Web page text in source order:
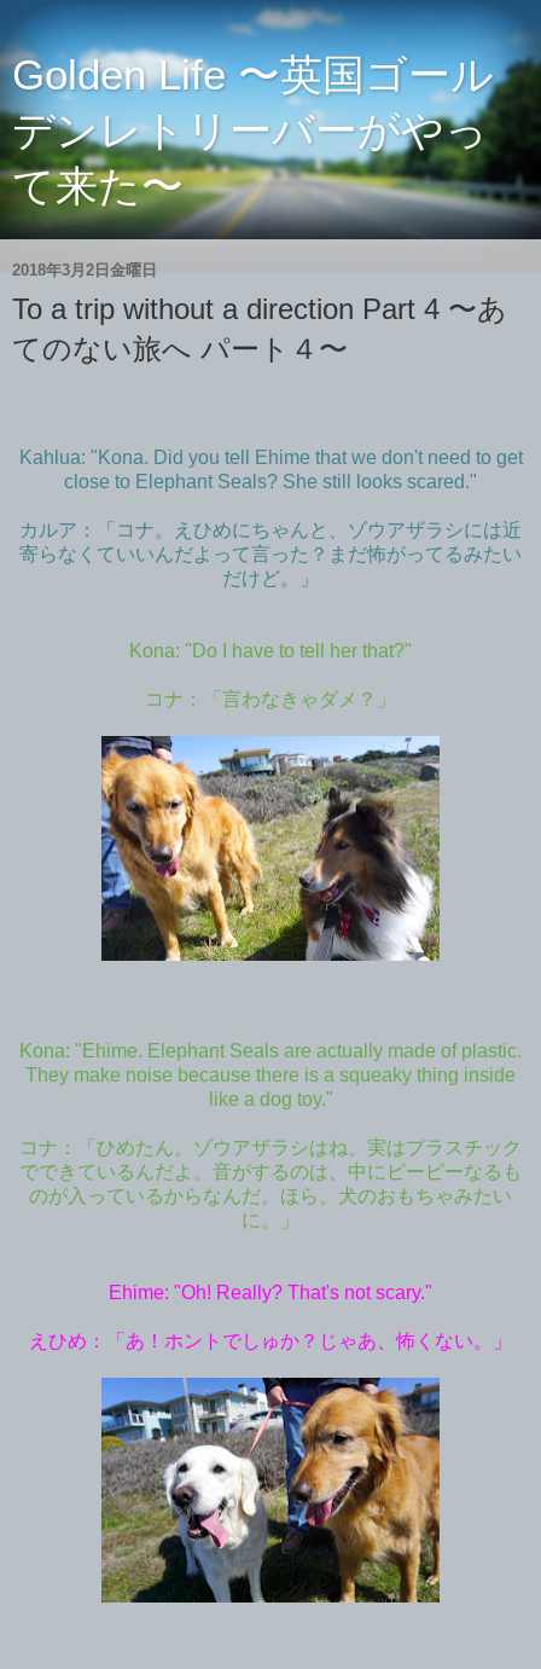
Golden Life 〜英国ゴール
デンレトリーバーがやっ
て来た〜
2018年3月2日金曜日
To a trip without a direction Part 4 〜あ
てのない旅へ パート４〜
Kahlua: "Kona. Did you tell Ehime that we don't need to get
close to Elephant Seals? She still looks scared."
カルア：「コナ。えひめにちゃんと、ゾウアザラシには近
寄らなくていいんだよって言った？まだ怖がってるみたい
だけど。」
Kona: "Do I have to tell her that?"
コナ：「言わなきゃダメ？」
Kona: "Ehime. Elephant Seals are actually made of plastic.
They make noise because there is a squeaky thing inside
like a dog toy."
コナ：「ひめたん。ゾウアザラシはね、実はプラスチック
でできているんだよ。音がするのは、中にピーピーなるも
のが入っているからなんだ。ほら、犬のおもちゃみたい
に。」
Ehime: "Oh! Really? That's not scary."
えひめ：「あ！ホントでしゅか？じゃあ、怖くない。」